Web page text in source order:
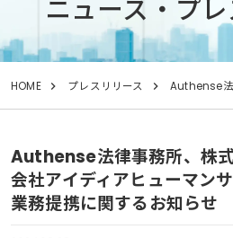
ニュース・プ
HOME プレスリリース Authense法
Authense法律事務所、株
会社アイディアヒューマン
業務提携に関するお知らせ